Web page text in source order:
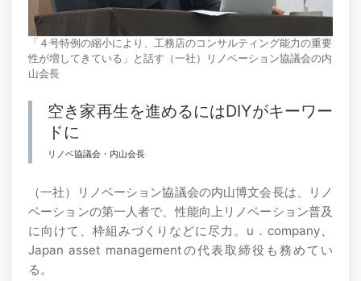
「４号特例の縮小により、工務店のコンサルティング能力の重要
性が増してきている」と話す（一社）リノベーション協議会の内
山会長
空き家再生を進めるにはDIYがキーワー
ドに
リノベ協議会・内山会長
（一社）リノベーション協議会の内山博文会長は、リノ
ベーションの第一人者で、性能向上リノベーション普及
に向けて、枠組みづくりなどに尽力。u．company、
Japan asset managementの代表取締役も務めてい
る。